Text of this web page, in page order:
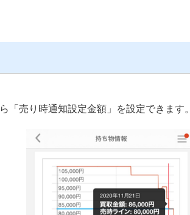
「売り時通知設定金額」を設定できます。